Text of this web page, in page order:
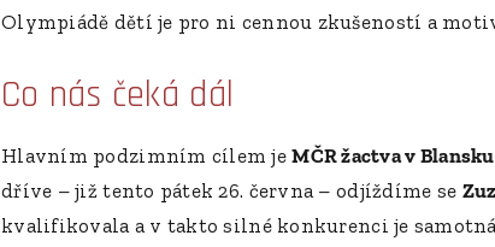
Olympiádě dětí je pro ni cennou zkušeností a
Co nás čeká dál
Hlavním podzimním cílem jeMČR žactva v Blansku
dříve – již tento pátek 26. června – odjíždíme se
kvalifikovala a v takto silné konkurenci je